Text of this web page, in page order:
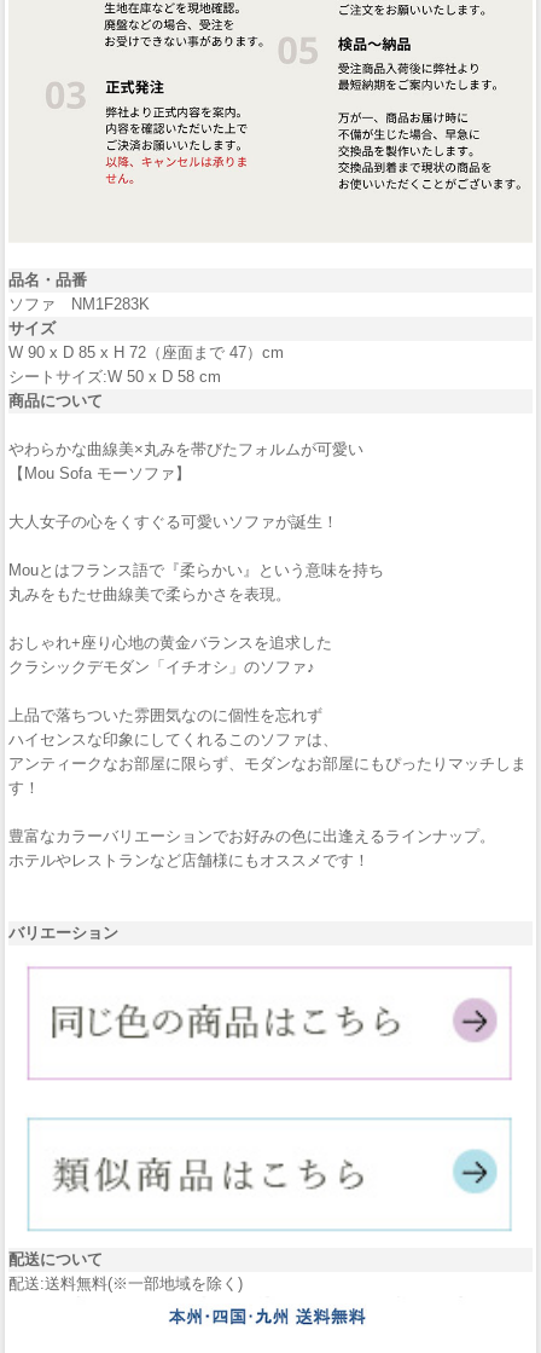
品名・品番
ソファ NM1F283K
サイズ
W 90 x D 85 x H 72（座面まで 47）cm
シートサイズ:W 50 x D 58 cm
商品について
やわらかな曲線美×丸みを帯びたフォルムが可愛い
【Mou Sofa モーソファ】
大人女子の心をくすぐる可愛いソファが誕生！
Mouとはフランス語で『柔らかい』という意味を持ち
丸みをもたせ曲線美で柔らかさを表現。
おしゃれ+座り心地の黄金バランスを追求した
クラシックデモダン「イチオシ」のソファ♪
上品で落ちついた雰囲気なのに個性を忘れず
ハイセンスな印象にしてくれるこのソファは、
アンティークなお部屋に限らず、モダンなお部屋にもぴったりマッチしま
す！
豊富なカラーバリエーションでお好みの色に出逢えるラインナップ。
ホテルやレストランなど店舗様にもオススメです！
バリエーション
配送について
配送:送料無料(※一部地域を除く)